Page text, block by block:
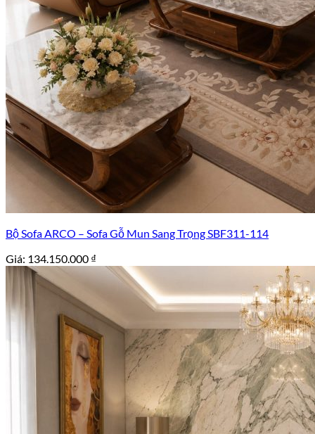
Bộ Sofa ARCO – Sofa Gỗ Mun Sang Trọng SBF311-114
Giá: 134.150.000 ₫